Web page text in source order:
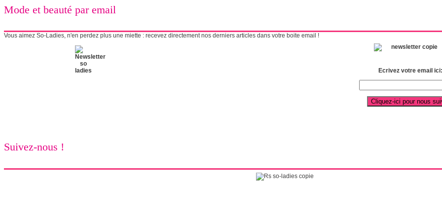
Mode et beauté par email
Vous aimez So-Ladies, n'en perdez plus une miette : recevez directement nos derniers articles dans votre boite email !
Ecrivez votre email ici:
Suivez-nous !